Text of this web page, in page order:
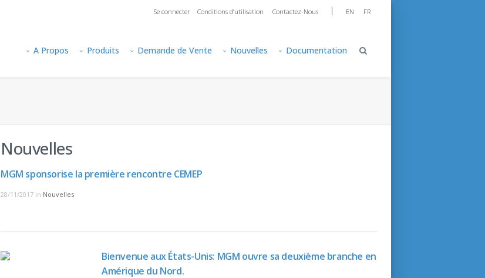
EN FR
|
Conditions d’utilisation Contactez-Nous
Se connecter
A Propos Produits Demande de Vente Nouvelles Documentation
Nouvelles
MGM sponsorise la première rencontre CEMEP
28/11/2017 in Nouvelles
Bienvenue aux États-Unis: MGM ouvre sa deuxième branche en
Amérique du Nord.